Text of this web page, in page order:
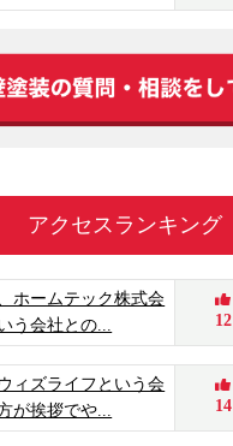
アクセスランキング
ホームテック株式会
う会社との...
12
ィズライフという会
が挨拶でや...
14